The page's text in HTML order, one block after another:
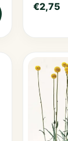
€2,75